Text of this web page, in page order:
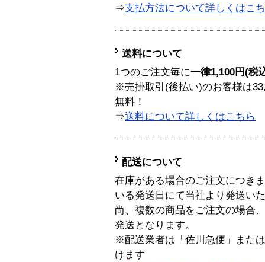
⇒支払方法について詳しくはこ
送料について
1つのご注文毎に一律1,100円(税
※売掛取引(後払い)のお客様は
無料！
⇒送料について詳しくはこちら
配送について
在庫がある場合のご注文につき
いる発送日にて当社より発送い
尚、複数の商品をご注文の場合
発送となります。
※配送業者は「佐川急便」また
けます